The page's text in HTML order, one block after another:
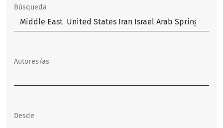
Búsqueda
Autores/as
Desde